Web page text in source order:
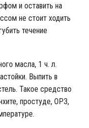
и оставить на
не стоит ходить
течение
масла, 1 ч. л.
Выпить в
Такое средство
простуде, ОРЗ,